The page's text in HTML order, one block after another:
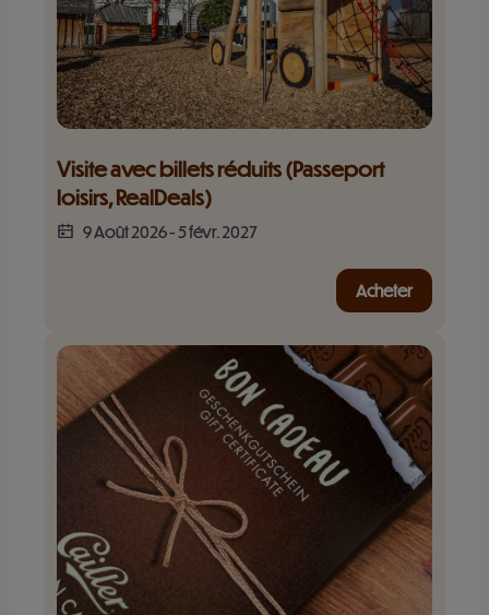
Visite avec billets réduits (Passeport
loisirs, RealDeals)
9 Août 2026-5 févr. 2027
Acheter